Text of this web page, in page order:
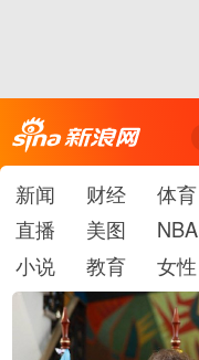
新闻 财经 体育
直播
美图 NBA
小说
教育 女性